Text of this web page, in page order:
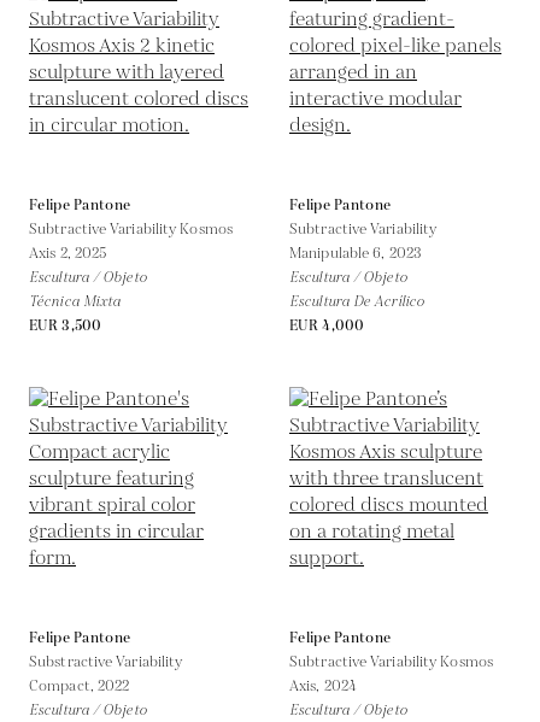
Felipe Pantone
Subtractive Variability Kosmos
Axis 2, 2025
Escultura / Objeto
Técnica Mixta
EUR 3,500
Felipe Pantone
Subtractive Variability
Manipulable 6, 2023
Escultura / Objeto
Escultura De Acrílico
EUR 4,000
Felipe Pantone
Substractive Variability
Compact, 2022
Escultura / Objeto
Felipe Pantone
Subtractive Variability Kosmos
Axis, 2024
Escultura / Objeto